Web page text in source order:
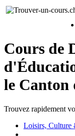
Cours de
le Canton
Trouvez rapidement
Loisirs, Culture